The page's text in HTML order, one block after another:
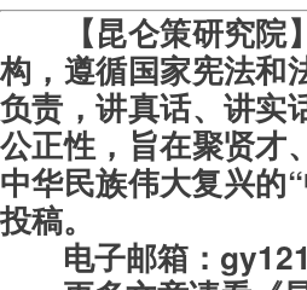
【昆仑策研究
构，遵循国家宪法和
负责，讲真话、讲实
公正性，旨在聚贤才
中华民族伟大复兴的
投稿。
电子邮箱：